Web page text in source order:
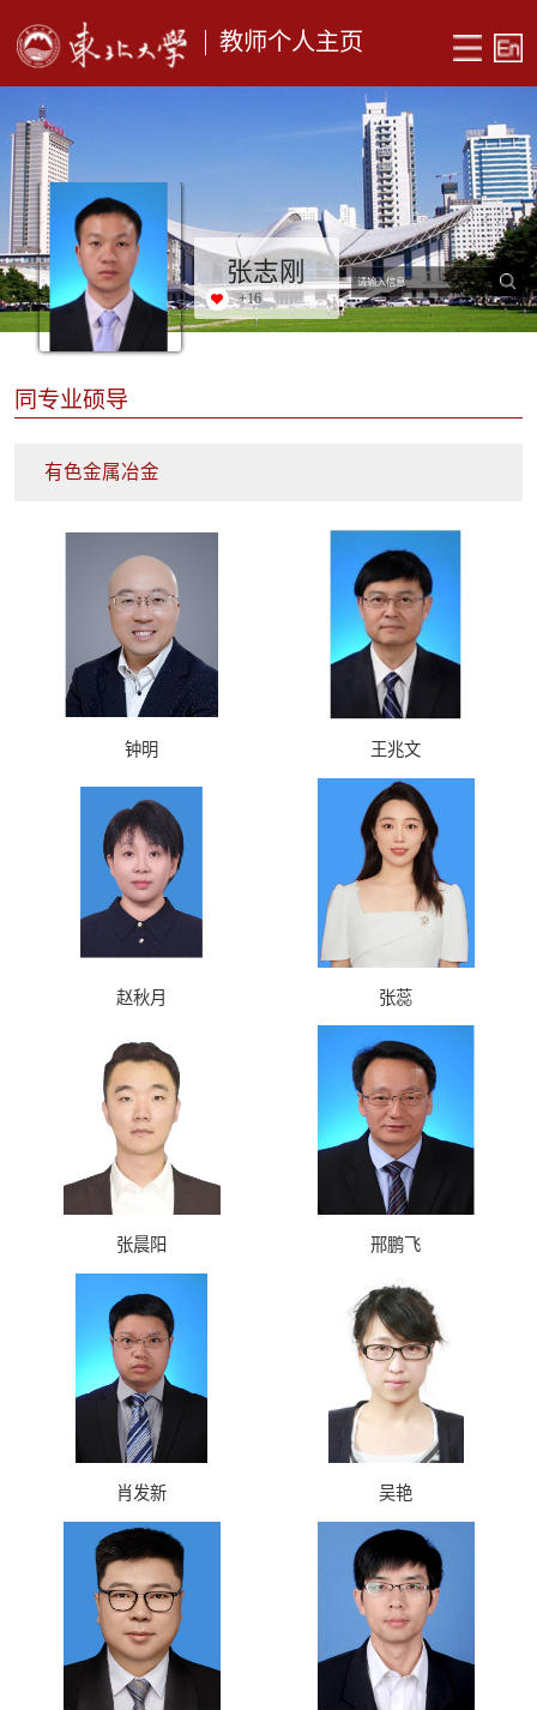
教师个人主页
张志刚
+16
同专业硕导
有色金属冶金
钟明 王兆文
赵秋月 张蕊
张晨阳 邢鹏飞
肖发新 吴艳